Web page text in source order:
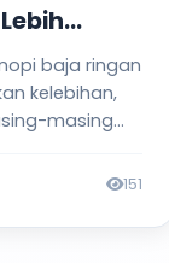
Anda?
baja ringan
kelebihan,
masing
151